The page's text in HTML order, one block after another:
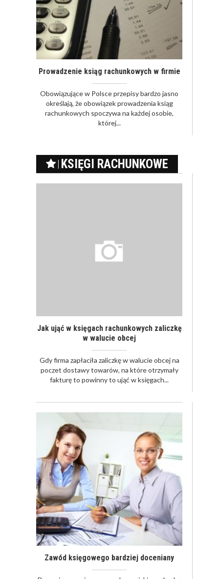
Prowadzenie ksiąg rachunkowych w firmie
Obowiązujące w Polsce przepisy bardzo jasno
określają, że obowiązek prowadzenia ksiąg
rachunkowych spoczywa na każdej osobie,
której...
KSIĘGI RACHUNKOWE
Jak ująć w księgach rachunkowych zaliczkę
w walucie obcej
Gdy firma zapłaciła zaliczkę w walucie obcej na
poczet dostawy towarów, na które otrzymały
fakturę to powinny to ująć w księgach...
Zawód księgowego bardziej doceniany